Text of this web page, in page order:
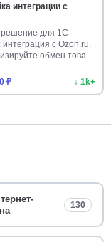
интеграции с
решение для 1С-
интеграция с Ozon.ru.
обмен това…
₽ ↓ 1k+
130